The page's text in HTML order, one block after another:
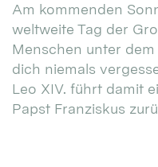
Am kommenden
weltweite Tag der
Menschen unter
dich niemals
Leo XIV. führt damit
Papst Franziskus